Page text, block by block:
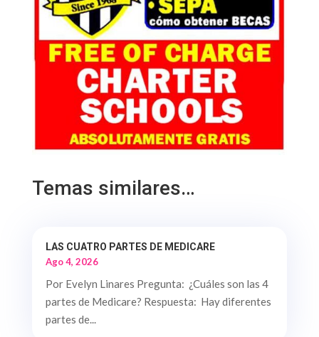
Temas similares…
LAS CUATRO PARTES DE MEDICARE
Ago 4, 2026
Por Evelyn Linares Pregunta: ¿Cuáles son las 4
partes de Medicare? Respuesta: Hay diferentes
partes de...